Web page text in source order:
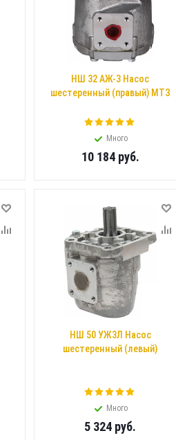
НШ 32 АЖ-3 Насос
шестеренный (правый) МТЗ
Много
10 184руб.
НШ 50 УЖ3Л Насос
шестеренный (левый)
Много
5 324 руб.